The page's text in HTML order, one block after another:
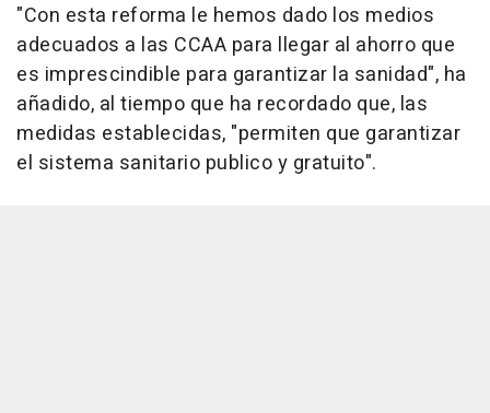
"Con esta reforma le hemos dado los medios
adecuados a las CCAA para llegar al ahorro que
es imprescindible para garantizar la sanidad", ha
añadido, al tiempo que ha recordado que, las
medidas establecidas, "permiten que garantizar
el sistema sanitario publico y gratuito".